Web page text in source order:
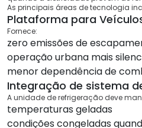
As principais áreas de tecnologia
Plataforma para
Fornece:
zero emissões de
operação urbana mais
menor dependência de
Integração de sistema
A unidade de refrigeração deve
temperaturas geladas
condições congeladas